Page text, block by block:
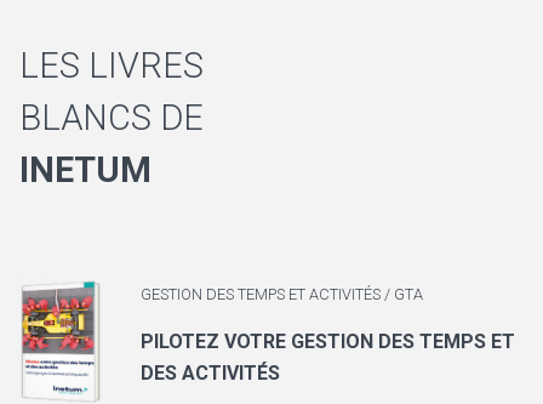
LES LIVRES
BLANCS DE
INETUM
GESTION DES TEMPS ET ACTIVITÉS / GTA
PILOTEZ VOTRE GESTION DES TEMPS ET
DES ACTIVITÉS